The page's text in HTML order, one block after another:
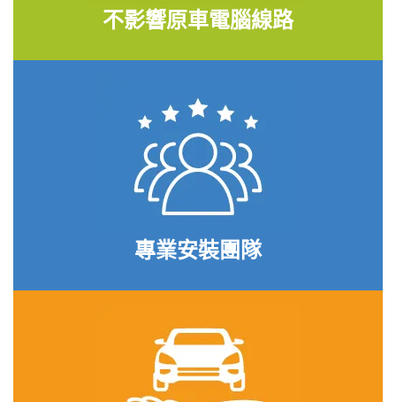
不影響原車電腦線路
專業安裝團隊